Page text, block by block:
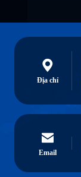
Địa chỉ
Email